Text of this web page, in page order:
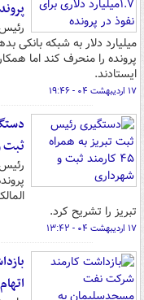
میلیارد دلار به شبکه بانکی
پرونده را منحرف کند اما
ایستادند.
۱۷ اردیبهشت ۰۴ - ۱۹:۴۶
ثبت
تبریز را تشریح کرد.
۱۷ اردیبهشت ۰۴ - ۱۳:۴۲